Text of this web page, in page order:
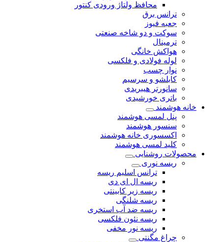
محافظ ولتاژ ورودی کنتور
ترانس برق
جعبه فیوز
سوکت و دو شاخه صنعتی
ترمینال
هواکش خانگی
لوله فولادی و فلکسی
نوار چسب
کابلشو و سرسیم
سانورتر هیبریدی
باتری خورشیدی
خانه هوشمند
پنل لمسی هوشمند
سنسور هوشمند
اکسسوری خانه هوشمند
کلید لمسی هوشمند
محصولات روشنایی
ریسه نوری
ترانس اسلیم ریسه
ریسه ال ای دی
ریسه زیر کابینتی
ریسه شلنگی
ریسه ضد آب استخری
ریسه نئون فلکسی
ریسه نور مخفی
چراغ مگنتی